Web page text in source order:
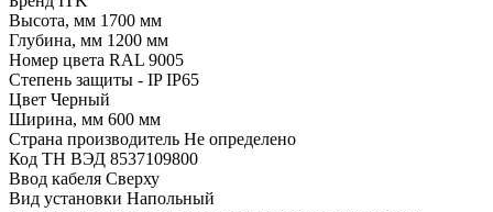
Высота, мм 1700 мм
Глубина, мм 1200 мм
Номер цвета RAL 9005
Степень защиты - IP IP65
Цвет Черный
Ширина, мм 600 мм
Страна производитель Не определено
Код ТН ВЭД 8537109800
Ввод кабеля Сверху
Вид установки Напольный